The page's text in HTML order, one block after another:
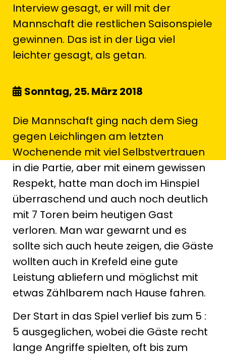
Interview gesagt, er will mit der
Mannschaft die restlichen Saisonspiele
gewinnen. Das ist in der Liga viel
leichter gesagt, als getan.
Sonntag, 25. März 2018
Die Mannschaft ging nach dem Sieg
gegen Leichlingen am letzten
Wochenende mit viel Selbstvertrauen
in die Partie, aber mit einem gewissen
Respekt, hatte man doch im Hinspiel
überraschend und auch noch deutlich
mit 7 Toren beim heutigen Gast
verloren. Man war gewarnt und es
sollte sich auch heute zeigen, die Gäste
wollten auch in Krefeld eine gute
Leistung abliefern und möglichst mit
etwas Zählbarem nach Hause fahren.
Der Start in das Spiel verlief bis zum 5 :
5 ausgeglichen, wobei die Gäste recht
lange Angriffe spielten, oft bis zum